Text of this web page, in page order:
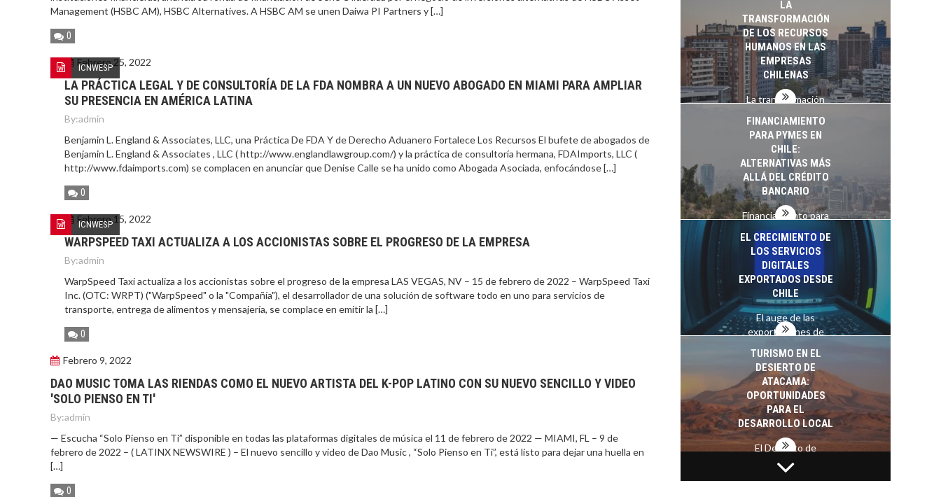
Management (HSBC AM), HSBC Alternatives. A HSBC AM se unen Daiwa PI Partners y […]
0
ICNWESP
Febrero 25, 2022
LA PRÁCTICA LEGAL Y DE CONSULTORÍA DE LA FDA NOMBRA A UN NUEVO ABOGADO EN MIAMI PARA AMPLIAR
SU PRESENCIA EN AMÉRICA LATINA
By:admin
Benjamin L. England & Associates, LLC, una Práctica De FDA Y de Derecho Aduanero Fortalece Los Recursos El bufete de abogados de
Benjamin L. England & Associates , LLC ( http://www.englandlawgroup.com/) y la práctica de consultoría hermana, FDAImports, LLC (
http://www.fdaimports.com) se complacen en anunciar que Denise Calle se ha unido como Abogada Asociada, enfocándose […]
0
ICNWESP
Febrero 15, 2022
WARPSPEED TAXI ACTUALIZA A LOS ACCIONISTAS SOBRE EL PROGRESO DE LA EMPRESA
By:admin
WarpSpeed Taxi actualiza a los accionistas sobre el progreso de la empresa LAS VEGAS, NV – 15 de febrero de 2022 – WarpSpeed Taxi
Inc. (OTC: WRPT) ("WarpSpeed" o la "Compañía"), el desarrollador de una solución de software todo en uno para servicios de
transporte, entrega de alimentos y mensajería, se complace en emitir la […]
0
Febrero 9, 2022
DAO MUSIC TOMA LAS RIENDAS COMO EL NUEVO ARTISTA DEL K-POP LATINO CON SU NUEVO SENCILLO Y VIDEO
'SOLO PIENSO EN TI'
By:admin
— Escucha “Solo Pienso en Ti” disponible en todas las plataformas digitales de música el 11 de febrero de 2022 — MIAMI, FL – 9 de
febrero de 2022 – ( LATINX NEWSWIRE ) – El nuevo sencillo y video de Dao Music , “Solo Pienso en Ti”, está listo para dejar una huella en
[…]
0
startups…
LA
TRANSFORMACIÓN
DE LOS RECURSOS
HUMANOS EN LAS
EMPRESAS
CHILENAS
La transformación
recursos humanos en
las empresas…
FINANCIAMIENTO
PARA PYMES EN
CHILE:
ALTERNATIVAS MÁS
ALLÁ DEL CRÉDITO
BANCARIO
Financiamiento para
pymes en Chile:
alternativas que
trascienden el
crédito…
EL CRECIMIENTO DE
LOS SERVICIOS
DIGITALES
EXPORTADOS DESDE
CHILE
El auge de las
exportaciones de
Chile:…
TURISMO EN EL
DESIERTO DE
ATACAMA:
OPORTUNIDADES
PARA EL
DESARROLLO LOCAL
El Desierto de
Atacama: Motor
Estratégico para el
LA INDUSTRIA
MINERA CHILENA